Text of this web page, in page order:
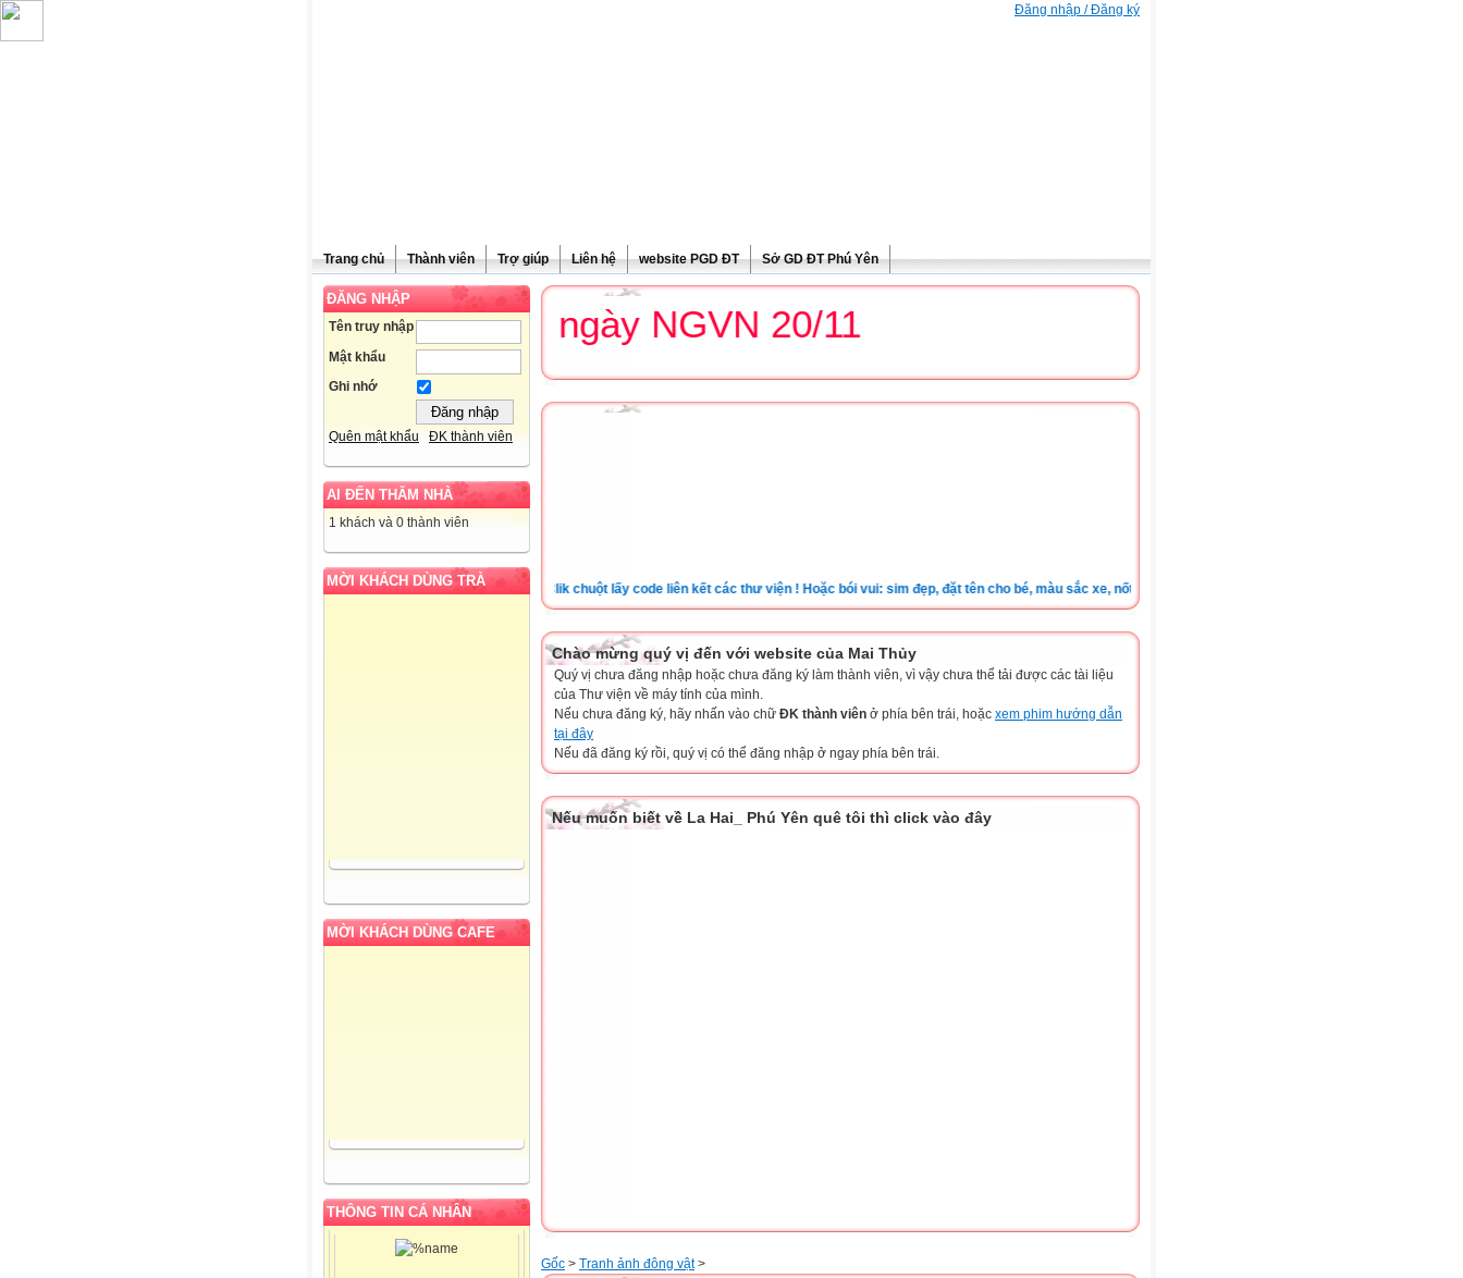
Đăng nhập / Đăng ký
Trang chủ Thành viên Trợ giúp Liên hệ website PGD ĐT Sở GD ĐT Phú Yên
ĐĂNG NHẬP
Tên truy nhập
Mật khẩu
Ghi nhớ
Quên mật khẩu ĐK thành viên
AI ĐẾN THĂM NHÀ
1 khách và 0 thành viên
MỜI KHÁCH DÙNG TRÀ
MỜI KHÁCH DÙNG CAFE
THÔNG TIN CÁ NHÂN
Chúc mừng ngày NGVN 20/11
Clik chuột lấy code liên kết các thư viện ! Hoặc bói vui: sim đẹp, đặt tên cho bé, màu sắc xe, nốt ruồi, xem tuổi.v.v.v )
Chào mừng quý vị đến với website của Mai Thủy
Quý vị chưa đăng nhập hoặc chưa đăng ký làm thành viên, vì vậy chưa thể tải được các tài liệu
của Thư viện về máy tính của mình.
Nếu chưa đăng ký, hãy nhấn vào chữ ĐK thành viên ở phía bên trái, hoặc xem phim hướng dẫn
tại đây
Nếu đã đăng ký rồi, quý vị có thể đăng nhập ở ngay phía bên trái.
Nếu muốn biết về La Hai_ Phú Yên quê tôi thì click vào đây
Gốc > Tranh ảnh đông vật>